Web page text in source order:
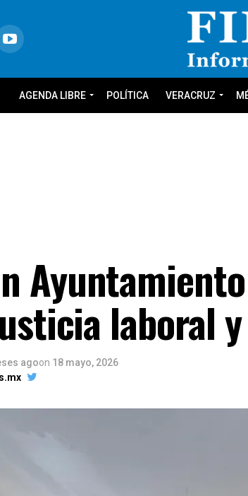
AGENDA LIBRE POLÍTICA VERACRUZ
laboral
agoon 18 mayo, 2026